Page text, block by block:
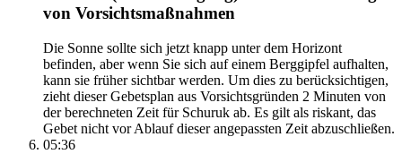
von Vorsichtsmaßnahmen
Die Sonne sollte sich jetzt knapp unter dem Horizont
befinden, aber wenn Sie sich auf einem Berggipfel aufhalten,
kann sie früher sichtbar werden. Um dies zu berücksichtigen,
zieht dieser Gebetsplan aus Vorsichtsgründen 2 Minuten von
der berechneten Zeit für Schuruk ab. Es gilt als riskant, das
Gebet nicht vor Ablauf dieser angepassten Zeit abzuschließen.
05:36